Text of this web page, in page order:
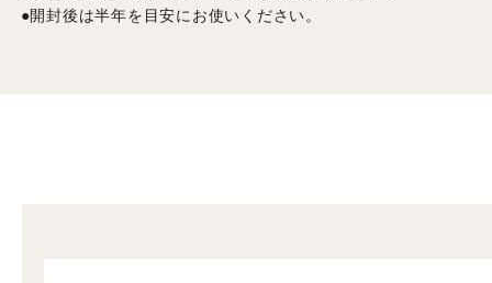
●開封後は半年を目安にお使いください。